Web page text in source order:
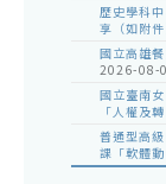
歷史學科
享（如附件
國立高雄
2026-08-
國立臺南
「人權及
普通型高
課「軟體